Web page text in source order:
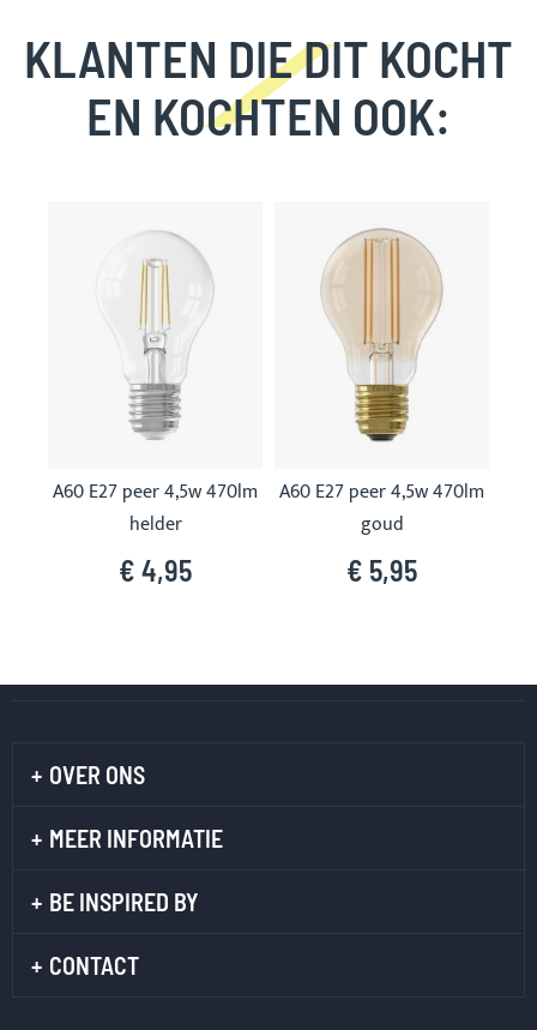
KLANTEN DIE DIT KOCHT
EN KOCHTEN OOK:
A60 E27 peer 4,5w 470lm
helder
€ 4,95
A60 E27 peer 4,5w 470lm
goud
€ 5,95
OVER ONS
MEER INFORMATIE
BE INSPIRED BY
CONTACT